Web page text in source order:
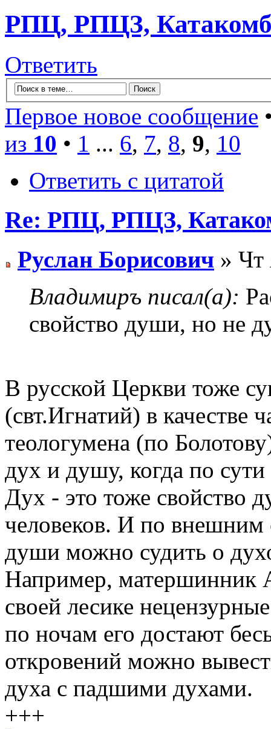
РПЦ, РПЦЗ,
Ответить
Первое новое сообщение
из 10 • 1 ... 6, 7, 8, 9, 10
Ответить с цитатой
Re: РПЦ, РПЦЗ,
Руслан Борисович » Чт
Владимиръ писал(а):
свойство души, но не
В русской Церкви тоже
(свт.Игнатий) в качестве
теологумена (по
дух и душу, когда по
Дух - это тоже свойство
человеков. И по внешним
души можно судить о
Например, матершинник
своей лесике
по ночам его достают
откровений можно
духа с падшими духами.
+++